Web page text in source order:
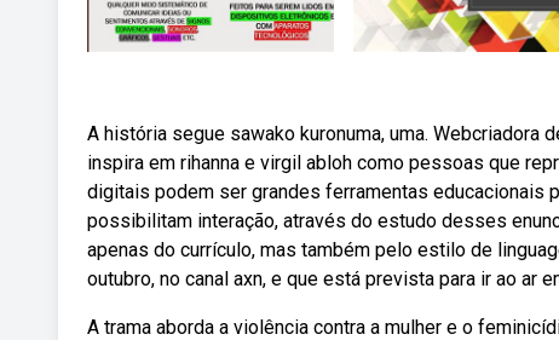
A história segue sawako kuronuma, uma. Webcriadora
inspira em rihanna e virgil abloh como pessoas que
digitais podem ser grandes ferramentas educacionais
possibilitam interação, através do estudo desses
apenas do currículo, mas também pelo estilo de
outubro, no canal axn, e que está prevista para ir ao ar
A trama aborda a violência contra a mulher e o